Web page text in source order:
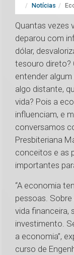
Notícias
Quantas vezes
deparou com
dólar,
tesouro direto?
entender
algo distante,
vida? Pois a
influenciam, e
conversamos
Presbiteriana
conceitos e as
importantes
“A economia
pessoas.
vida financeira,
investimento.
a economia”,
curso de